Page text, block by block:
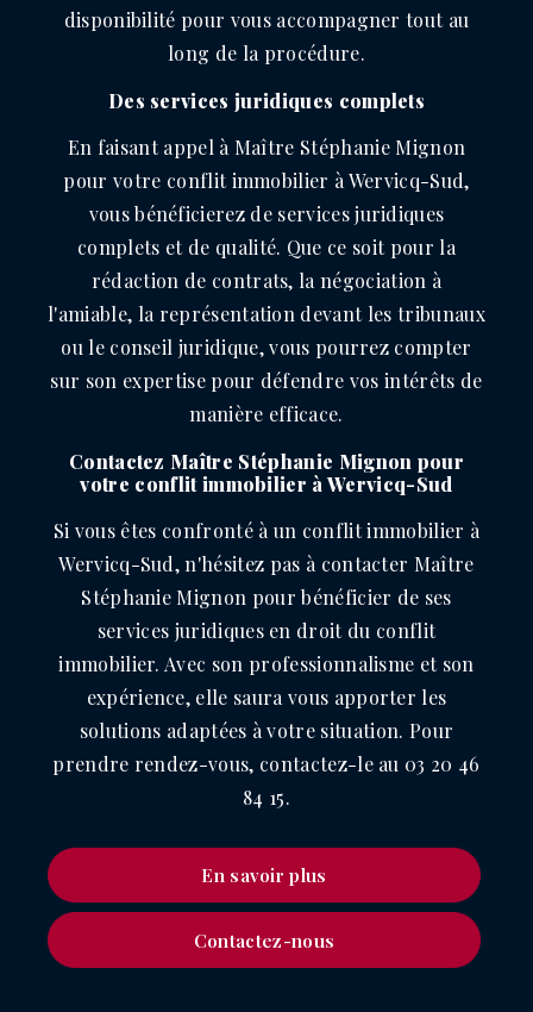
disponibilité pour vous accompagner tout au
long de la procédure.
Des services juridiques complets
En faisant appel à Maître Stéphanie Mignon
pour votre conflit immobilier à Wervicq-Sud,
vous bénéficierez de services juridiques
complets et de qualité. Que ce soit pour la
rédaction de contrats, la négociation à
l'amiable, la représentation devant les tribunaux
ou le conseil juridique, vous pourrez compter
sur son expertise pour défendre vos intérêts de
manière efficace.
Contactez Maître Stéphanie Mignon pour
votre conflit immobilier à Wervicq-Sud
Si vous êtes confronté à un conflit immobilier à
Wervicq-Sud, n'hésitez pas à contacter Maître
Stéphanie Mignon pour bénéficier de ses
services juridiques en droit du conflit
immobilier. Avec son professionnalisme et son
expérience, elle saura vous apporter les
solutions adaptées à votre situation. Pour
prendre rendez-vous, contactez-le au 03 20 46
84 15.
En savoir plus
Contactez-nous